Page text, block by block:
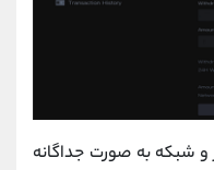
و شبکه به ‌صورت جداگانه